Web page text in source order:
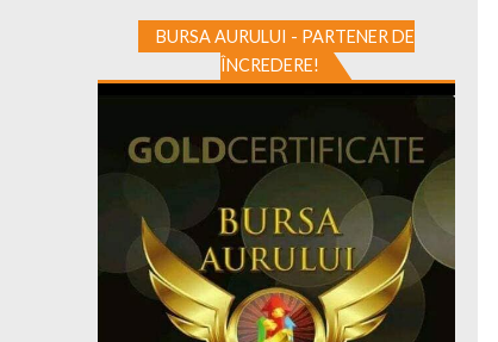
BURSA AURULUI - PARTENER DE
ÎNCREDERE!